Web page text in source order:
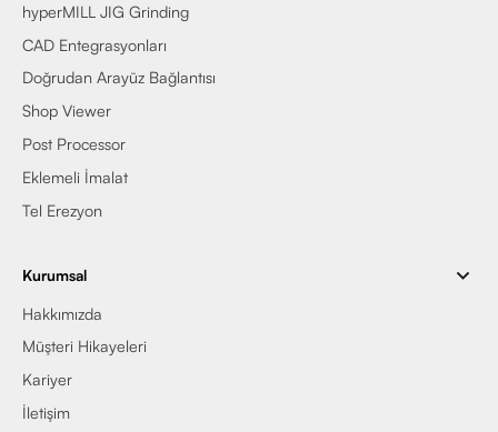
hyperMILL JIG Grinding
CAD Entegrasyonları
Doğrudan Arayüz Bağlantısı
Shop Viewer
Post Processor
Eklemeli İmalat
Tel Erezyon
Kurumsal
Hakkımızda
Müşteri Hikayeleri
Kariyer
İletişim